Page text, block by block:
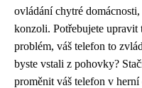
ovládání chytré
konzoli. Potřebujete
problém, váš telefon to
byste vstali z pohovky?
proměnit váš telefon v